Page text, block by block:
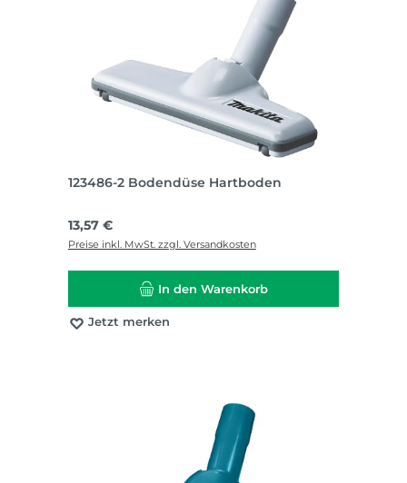
123486-2 Bodendüse Hartboden
Regulärer Preis:
13,57 €
Preise inkl. MwSt. zzgl. Versandkosten
In den Warenkorb
Jetzt merken